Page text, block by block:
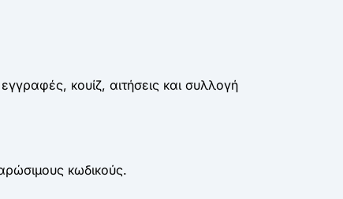
κουίζ, αιτήσεις και συλλογή
κωδικούς.